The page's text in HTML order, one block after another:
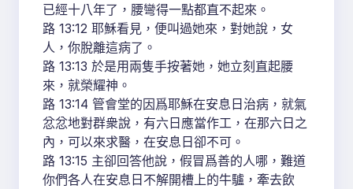
已經十八年了，腰彎得一點都直不起來。
路 13:12 耶穌看見，便叫過她來，對她說，女
人，你脫離這病了。
路 13:13 於是用兩隻手按著她，她立刻直起腰
來，就榮耀神。
路 13:14 管會堂的因爲耶穌在安息日治病，就氣
忿忿地對群衆說，有六日應當作工，在那六日之
內，可以來求醫，在安息日卻不可。
路 13:15 主卻回答他說，假冒爲善的人哪，難道
你們各人在安息日不解開槽上的牛驢，牽去飲